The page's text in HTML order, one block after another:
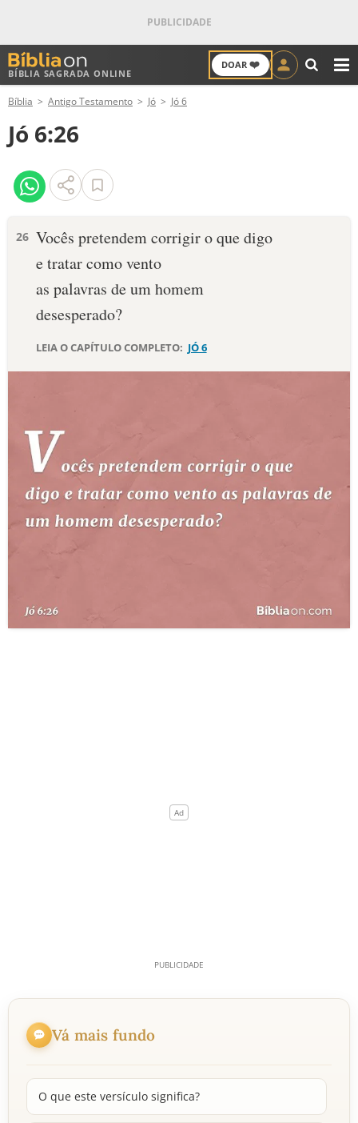
BÍBLIA SAGRADA ONLINE
DOAR ❤️
ANTIGO TESTAMENTO
NOVO TESTAMENTO
VERSÍCULOS
PALAVRA DO DIA
SALMO DO DIA
DEVOCIONAL DIÁRIO
ESTUDOS BÍBLICOS
ESBOÇOS DE PREGAÇÃO
PERGUNTE À BÍBLIA
QUEM SOMOS
Bíblia Antigo Testamento Jó Jó 6
Jó 6:26
26 Vocês pretendem corrigir o que digo
e tratar como vento
as palavras de um homem
desesperado?
LEIA O CAPÍTULO COMPLETO: JÓ 6
Vá mais fundo
O que este versículo significa?